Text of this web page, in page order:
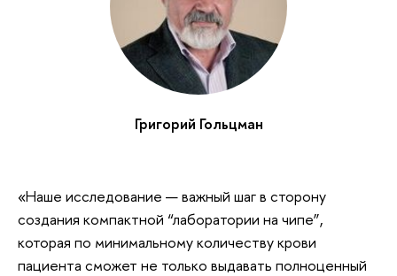
Григорий Гольцман
«Наше исследование — важный шаг в сторону
создания компактной “лаборатории на чипе”,
которая по минимальному количеству крови
пациента сможет не только выдавать полноценный